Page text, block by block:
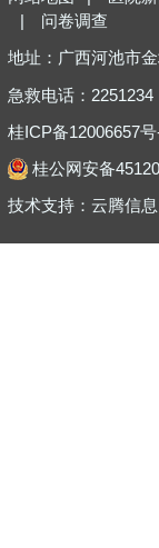
问卷调查
地址：广西河池市
急救电话：2251234
桂ICP备12006657号
桂公网安备
技术支持： 云腾信息